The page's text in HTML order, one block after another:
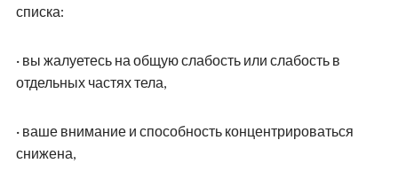
списка:
· вы жалуетесь на общую слабость или слабость в
отдельных частях тела,
· ваше внимание и способность концентрироваться
снижена,